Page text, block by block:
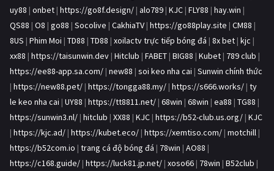
uy88 | onbet | https://go8f.design/ | alo789 | KJC | FLY88 | hay.win |
QS88 | O8 | go88 | Socolive | CakhiaTV | https://go88play.site | CM88 |
8US | Phim Moi | TD88 | TD88 | xoilactv trực tiếp bóng đá | 8x bet | kjc |
xx88 | https://taisunwin.dev | Hitclub | FABET | BIG88 | Kubet | 789 club |
https://ee88-app.sa.com/ | new88 | soi keo nha cai | Sunwin chính thức
| https://new88.pet/ | https://tongga88.my/ | https://s666.works/ | ty
le keo nha cai | UY88 | https://tt8811.net/ | 68win | 68win | ea88 | TG88 |
https://sunwin3.nl/ | hitclub | XX88 | KJC | https://b52-club.us.org/ | KJC
| https://kjc.ad/ | https://kubet.eco/ | https://xemtiso.com/ | motchill |
https://b52com.io | trang cá độ bóng đá | 78win | AO88 |
https://c168.guide/ | https://luck81.jp.net/ | xoso66 | 78win | B52club |